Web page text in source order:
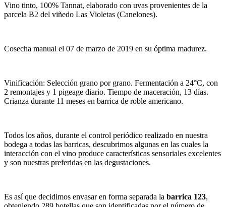
Vino tinto, 100% Tannat, elaborado con uvas provenientes de la
parcela B2 del viñedo Las Violetas (Canelones).
Cosecha manual el 07 de marzo de 2019 en su óptima madurez.
Vinificación: Selección grano por grano. Fermentación a 24°C, con
2 remontajes y 1 pigeage diario. Tiempo de maceración, 13 días.
Crianza durante 11 meses en barrica de roble americano.
Todos los años, durante el control periódico realizado en nuestra
bodega a todas las barricas, descubrimos algunas en las cuales la
interacción con el vino produce características sensoriales excelentes
y son nuestras preferidas en las degustaciones.
Es así que decidimos envasar en forma separada la barrica 123,